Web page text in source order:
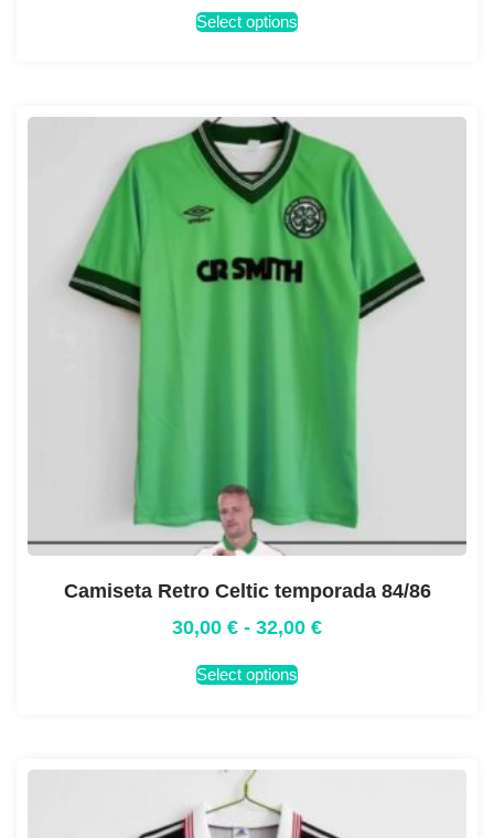
Select options
Camiseta Retro Celtic temporada 84/86
30,00 € - 32,00 €
Select options